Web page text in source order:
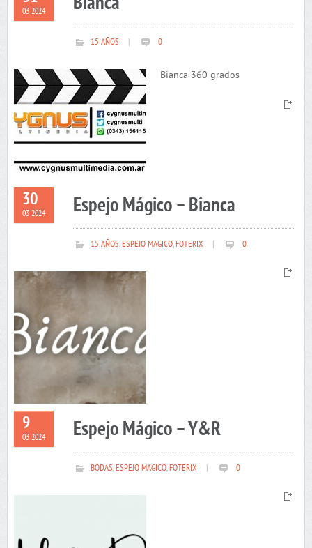
03 2024
15 AÑOS 0
Bianca 360 grados
30
03 2024 Espejo Mágico – Bianca
15 AÑOS,ESPEJO MAGICO,FOTERIX 0
9
03 2024 Espejo Mágico – Y&R
BODAS,ESPEJO MAGICO,FOTERIX 0